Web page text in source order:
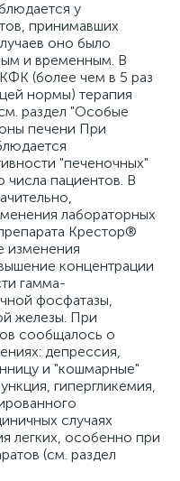
у
принимавших
оно было
и временным. В
(более чем в 5 раз
нормы) терапия
раздел "Особые
печени При
"печеночных"
числа пациентов. В
лабораторных
Крестор®
изменения
концентрации
гамма-
фосфатазы,
железы. При
сообщалось о
депрессия,
и "кошмарные"
гипергликемия,
случаях
легких, особенно при
(см. раздел